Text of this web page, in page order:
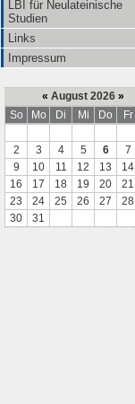
LBI für Neulateinische
Studien
Links
Impressum
« August 2026 »
So
Mo Di Mi Do Fr
2
3 4 5 6 7
9
10 11 12 13 14
16
17 18 19 20 21
23
24 25 26 27 28
30
31